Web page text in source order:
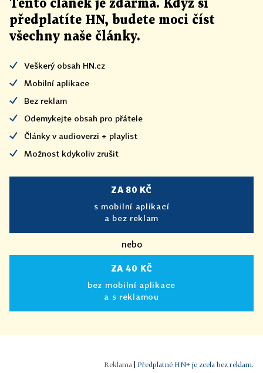
Tento článek je zdarma. Když si
předplatíte HN, budete moci číst
všechny naše články.
Veškerý obsah HN.cz
Mobilní aplikace
Bez reklam
Odemykejte obsah pro přátele
Články v audioverzi + playlist
Možnost kdykoliv zrušit
ZA 80 KČ
s mobilní aplikací
a bez reklam
nebo
ZA 40 KČ
bez mobilní aplikace
a s reklamou
Předplatné HN+ je zcela bez reklam.